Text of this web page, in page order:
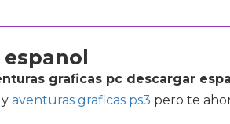
graficas pc descargar
aventuras graficas ps3 pero te